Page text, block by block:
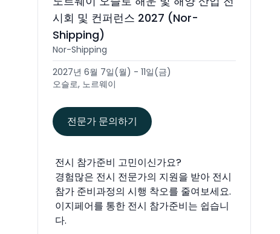
시회 및 컨퍼런스 2027 (Nor-
Shipping)
Nor-Shipping
2027년 6월 7일(월) - 11일(금)
오슬로, 노르웨이
전문가 문의하기
전시 참가준비 고민이신가요?
경험많은 전시 전문가의 지원을 받아 전시
참가 준비과정의 시행 착오를 줄여보세요.
이지페어를 통한 전시 참가준비는 쉽습니
다.